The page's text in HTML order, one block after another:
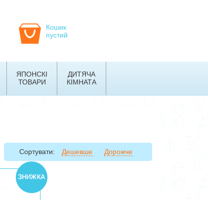
Кошик
пустий
ЯПОНСКІ
ТОВАРИ
ДИТЯЧА
КІМНАТА
Сортувати: Дешевше Дорожче